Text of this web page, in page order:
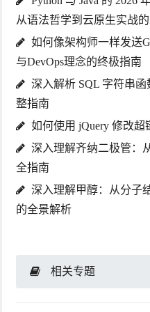
从语法哲学到云原生实战
如何像架构师一样发送
与DevOps理念的终极指南
深入解析 SQL 字符串
整指南
如何使用 jQuery 修改超
深入理解齐纳二极管：
全指南
深入理解甲醇：从分子
的全景解析
相关专题